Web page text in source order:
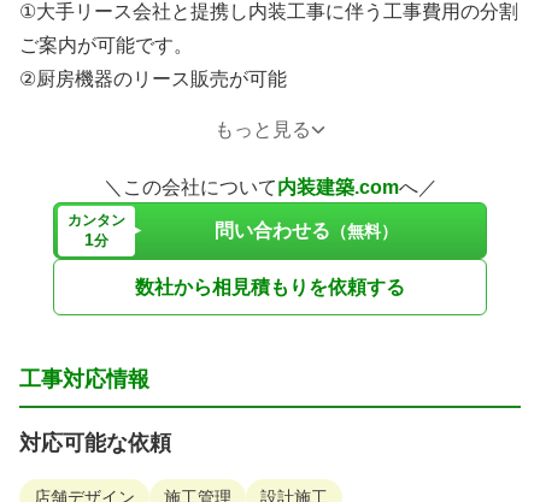
①大手リース会社と提携し内装工事に伴う工事費用の分割
ご案内が可能です。
②厨房機器のリース販売が可能
上記により他社にはない出店における初期費用を抑えた新
しい提案ができます。
弊社では3つのブランディングでデザインを行っておりま
す。
①Black Label
イナーが対応いたします。
②Blue Label
もっと見る
＼この会社について内装建築.comへ／
カンタン
1分 問い合わせる （無料）
数社から相見積もりを依頼する
工事対応情報
対応可能な依頼
店舗デザイン 施工管理 設計施工